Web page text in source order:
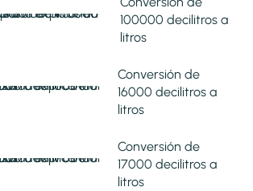
100000 decilitros a
litros
Conversión de
16000 decilitros a
litros
Conversión de
17000 decilitros a
litros